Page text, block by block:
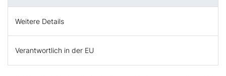
Weitere Details
Verantwortlich in der EU